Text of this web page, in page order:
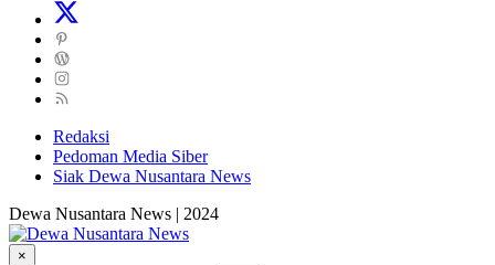
Redaksi
Pedoman Media Siber
Siak Dewa Nusantara News
Dewa Nusantara News | 2024
×